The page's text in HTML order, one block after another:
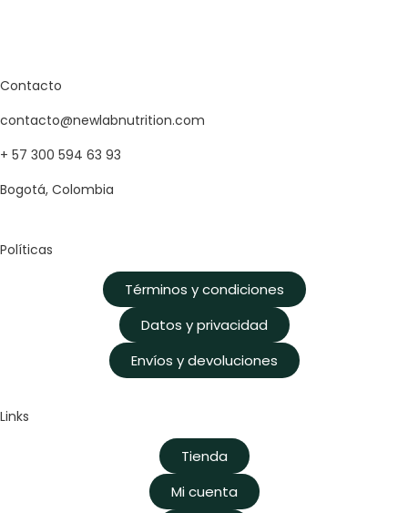
Contacto
contacto@newlabnutrition.com
+ 57 300 594 63 93
Bogotá, Colombia
Políticas
Términos y condiciones
Datos y privacidad
Envíos y devoluciones
Links
Tienda
Mi cuenta